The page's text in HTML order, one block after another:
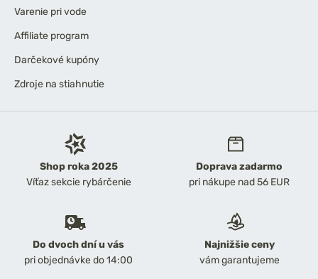
Shop roka 2025
Víťaz sekcie rybárčenie
Doprava zadarmo
pri nákupe nad 56 EUR
Do dvoch dní u vás
pri objednávke do 14:00
Najnižšie ceny
vám garantujeme
Varenie pri vode
Affiliate program
Darčekové kupóny
Zdroje na stiahnutie